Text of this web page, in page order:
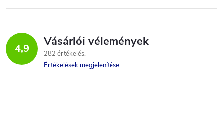
4,9 Vásárlói vélemények
282 értékelés
Értékelések megjelenítése